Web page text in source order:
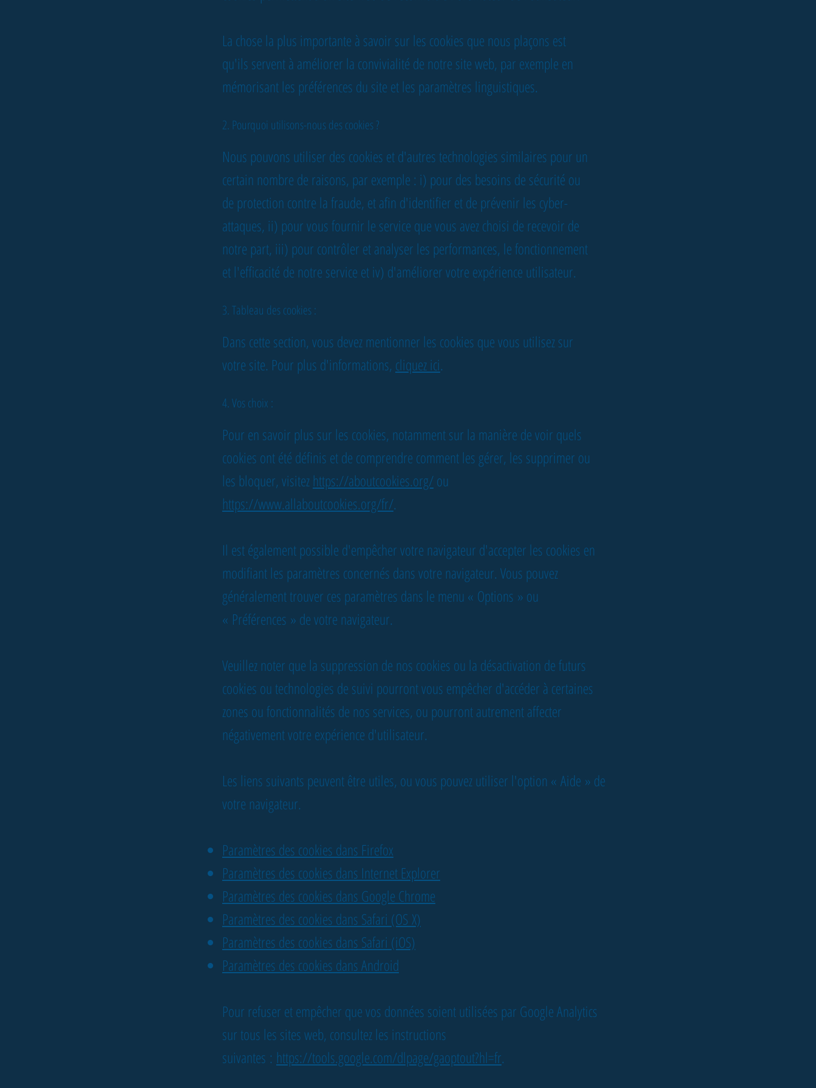
La chose la plus importante à savoir sur les cookies que nous plaçons est
qu'ils servent à améliorer la convivialité de notre site web, par exemple en
mémorisant les préférences du site et les paramètres linguistiques.
2. Pourquoi utilisons-nous des cookies ?
Nous pouvons utiliser des cookies et d'autres technologies similaires pour un
certain nombre de raisons, par exemple : i) pour des besoins de sécurité ou
de protection contre la fraude, et afin d'identifier et de prévenir les cyber-
attaques, ii) pour vous fournir le service que vous avez choisi de recevoir de
notre part, iii) pour contrôler et analyser les performances, le fonctionnement
et l'efficacité de notre service et iv) d'améliorer votre expérience utilisateur.
3. Tableau des cookies :
Dans cette section, vous devez mentionner les cookies que vous utilisez sur
votre site. Pour plus d'informations, cliquez ici.
4. Vos choix :
Pour en savoir plus sur les cookies, notamment sur la manière de voir quels
cookies ont été définis et de comprendre comment les gérer, les supprimer ou
les bloquer, visitez https://aboutcookies.org/ou
https://www.allaboutcookies.org/fr/.
Il est également possible d'empêcher votre navigateur d'accepter les cookies en
modifiant les paramètres concernés dans votre navigateur. Vous pouvez
généralement trouver ces paramètres dans le menu « Options » ou
« Préférences » de votre navigateur.
Veuillez noter que la suppression de nos cookies ou la désactivation de futurs
cookies ou technologies de suivi pourront vous empêcher d'accéder à certaines
zones ou fonctionnalités de nos services, ou pourront autrement affecter
négativement votre expérience d'utilisateur.
Les liens suivants peuvent être utiles, ou vous pouvez utiliser l'option « Aide » de
votre navigateur.
Paramètres des cookies dans Firefox
Paramètres des cookies dans Internet Explorer
Paramètres des cookies dans Google Chrome
Paramètres des cookies dans Safari (OS X)
Paramètres des cookies dans Safari (iOS)
Paramètres des cookies dans Android
Pour refuser et empêcher que vos données soient utilisées par Google Analytics
sur tous les sites web, consultez les instructions
suivantes : https://tools.google.com/dlpage/gaoptout?hl=fr.